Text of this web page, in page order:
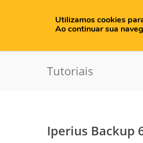
Tutoriais
Iperius Backup
Utilizamos cookies
Ao continuar sua